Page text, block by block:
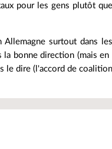
pour les gens plutôt
surtout dans
bonne direction (mais en
dire (l'accord de